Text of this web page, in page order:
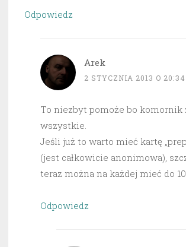
Odpowiedz
Arek
2 STYCZNIA 2013 O 20:34
To niezbyt pomoże bo komornik
wszystkie.
Jeśli już to warto mieć kartę
(jest całkowicie anonimowa),
teraz można na każdej mieć do
Odpowiedz